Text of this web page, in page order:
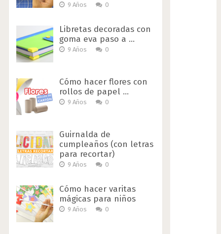
9 Años 0
Libretas decoradas con
goma eva paso a …
9 Años 0
Cómo hacer flores con
rollos de papel …
9 Años 0
Guirnalda de
cumpleaños (con letras
para recortar)
9 Años 0
Cómo hacer varitas
mágicas para niños
9 Años 0